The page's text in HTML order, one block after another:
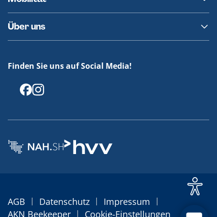
Fundsachen
Häufige Fragen
Barrierefreies Reisen
Erklärung Barrierefreiheit
Über uns
Offenlegungen
Finden Sie uns auf Social Media!
AGB | Datenschutz | Impressum |
AKN Beekeeper | Cookie-Einstellungen